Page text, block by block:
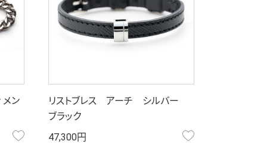
メン
お気に入り
リストブレス アーチ シルバー
ブラック
47,300円